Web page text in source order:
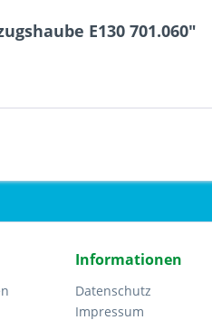
E130 701.060"
Informationen
Datenschutz
Impressum